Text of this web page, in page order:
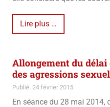
Lire plus …
Allongement du
des agressions
Publié: 24 février 2015
En séance du 28 mai 2014,